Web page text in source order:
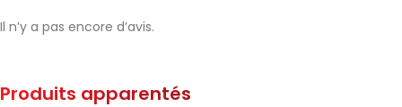
Il n’y a pas encore d’avis.
Produits apparentés